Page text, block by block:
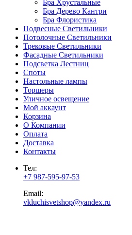
Бра Хрустальные
Бра Дерево Кантри
Бра Флористика
Подвесные Светильники
Потолочные Светильники
Трековые Светильники
Фасадные Светильники
Подсветка Лестниц
Споты
Настольные лампы
Торшеры
Уличное освещение
Мой аккаунт
Корзина
О Компании
Оплата
Доставка
Контакты
Тел:
+7 987-595-97-53
Email:
vkluchisvetshop@yandex.ru